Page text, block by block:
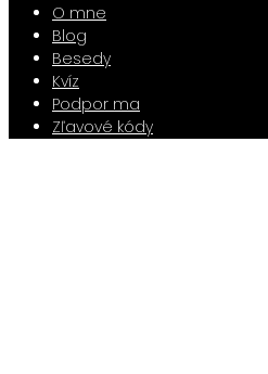
O mne
Blog
Besedy
Kvíz
Podpor ma
Zľavové kódy